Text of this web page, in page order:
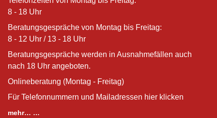
8 - 18 Uhr
Beratungsgespräche von Montag bis Freitag:
8 - 12 Uhr / 13 - 18 Uhr
Beratungsgespräche werden in Ausnahmefällen auch
nach 18 Uhr angeboten.
Onlineberatung (Montag - Freitag)
Für Telefonnummern und Mailadressen hier klicken
mehr… …